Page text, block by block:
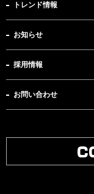
トレンド情報
お知らせ
採用情報
お問い合わせ